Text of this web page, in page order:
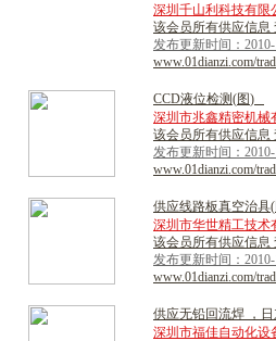
深圳千山利科技有限
该会员所有供应信息
发布更新时间：2010-
www.01dianzi.com/
CCD液位检测(图)
深圳市兆鑫精密机械
该会员所有供应信息
发布更新时间：2010-
www.01dianzi.com/
供应线路板真空治具(
深圳市华世精工技术
该会员所有供应信息
发布更新时间：2010-
www.01dianzi.com/
供应无铅回流焊 ， 日
深圳市福佳自动化设